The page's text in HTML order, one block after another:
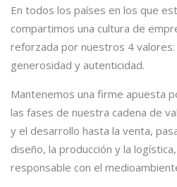
En todos los países en los que
compartimos una cultura de
reforzada por nuestros 4
generosidad y autenticidad.
Mantenemos una firme apuesta
las fases de nuestra cadena de
y el desarrollo hasta la venta,
diseño, la producción y la
responsable con el